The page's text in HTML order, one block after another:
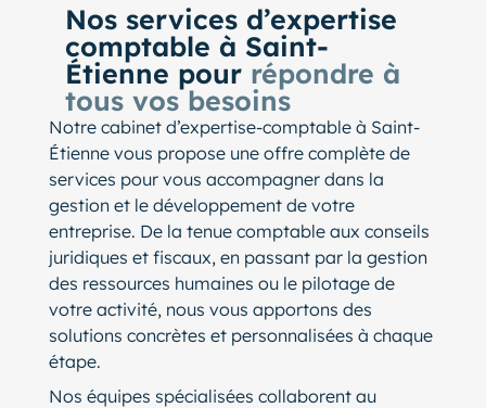
Nos services d’expertise
comptable à Saint-
Étienne pour répondre à
tous vos besoins
Notre cabinet d’expertise-comptable à Saint-
Étienne vous propose une offre complète de
services pour vous accompagner dans la
gestion et le développement de votre
entreprise. De la tenue comptable aux conseils
juridiques et fiscaux, en passant par la gestion
des ressources humaines ou le pilotage de
votre activité, nous vous apportons des
solutions concrètes et personnalisées à chaque
étape.
Nos équipes spécialisées collaborent au